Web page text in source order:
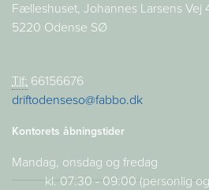
Fælleshuset, Johannes Larsens Vej
5220 Odense SØ
Tlf: 66156676
driftodenseso@fabbo.dk
Kontorets åbningstider
Mandag, onsdag og fredag
kl. 07:30 - 09:00 (personlig